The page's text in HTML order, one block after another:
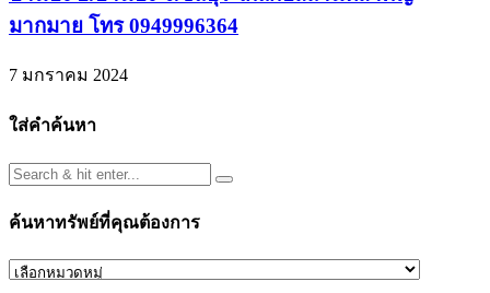
มากมาย โทร 0949996364
7 มกราคม 2024
ใส่คำค้นหา
ค้นหาทรัพย์ที่คุณต้องการ
ค้นหา